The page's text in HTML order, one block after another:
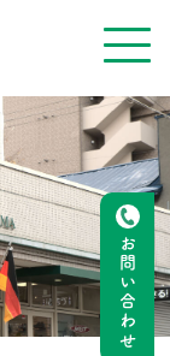
お問い合わせ